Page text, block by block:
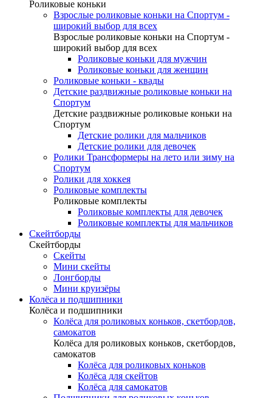
Роликовые коньки
Взрослые роликовые коньки на Спортум -
широкий выбор для всех
Взрослые роликовые коньки на Спортум -
широкий выбор для всех
Роликовые коньки для мужчин
Роликовые коньки для женщин
Роликовые коньки - квады
Детские раздвижные роликовые коньки на
Спортум
Детские раздвижные роликовые коньки на
Спортум
Детские ролики для мальчиков
Детские ролики для девочек
Ролики Трансформеры на лето или зиму на
Спортум
Ролики для хоккея
Роликовые комплекты
Роликовые комплекты
Роликовые комплекты для девочек
Роликовые комплекты для мальчиков
Скейтборды
Скейтборды
Скейты
Мини скейты
Лонгборды
Мини круизёры
Колёса и подшипники
Колёса и подшипники
Колёса для роликовых коньков, скетбордов,
самокатов
Колёса для роликовых коньков, скетбордов,
самокатов
Колёса для роликовых коньков
Колёса для скейтов
Колёса для самокатов